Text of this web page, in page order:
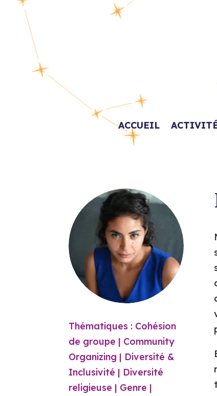
ACCUEIL
Thématiques : Cohésion
de groupe | Community
Organizing | Diversité &
Inclusivité | Diversité
religieuse | Genre |